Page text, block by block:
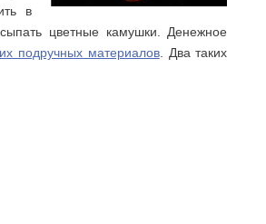
в
цветные камушки. Денежное
подручных материалов. Два таких